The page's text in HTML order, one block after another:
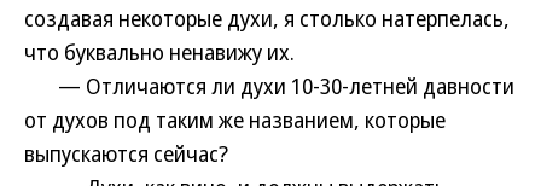
создавая некоторые духи, я столько натерпелась,
что буквально ненавижу их.
— Отличаются ли духи 10-30-летней давности
от духов под таким же названием, которые
выпускаются сейчас?